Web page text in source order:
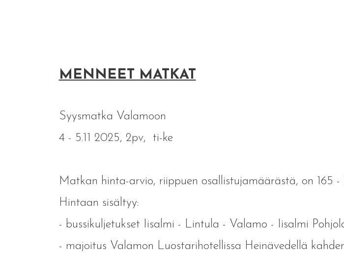
MENNEET MATKAT
Syysmatka Valamoon
4 - 5.11 2025, 2pv, ti-ke
Matkan hinta-arvio, riippuen osallistujamäärästä, on 165 -
Hintaan sisältyy:
- bussikuljetukset Iisalmi - Lintula - Valamo - Iisalmi
- majoitus Valamon Luostarihotellissa Heinävedellä